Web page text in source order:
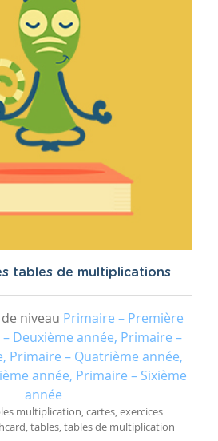
tables de multiplications
de niveau Primaire – Première
Deuxième année, Primaire –
Primaire – Quatrième année,
année, Primaire – Sixième
année
multiplication, cartes, exercices
tables, tables de multiplication